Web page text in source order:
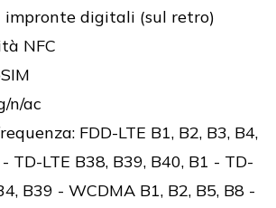
impronte digitali (sul retro)
NFC
n/ac
FDD-LTE B1, B2, B3, B4,
TD-LTE B38, B39, B40, B1 - TD-
B39 - WCDMA B1, B2, B5, B8 -